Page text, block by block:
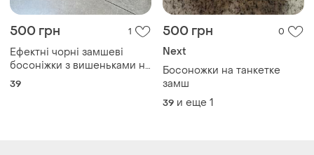
500 грн 1
Ефектні чорні замшеві
босоніжки з вишеньками на
підборах, розмір 39
39
500 грн 0
Next
Босоножки на танкетке
замш
39 и еще 1